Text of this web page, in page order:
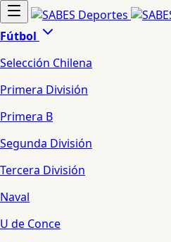
Fútbol
Selección Chilena
Primera División
Primera B
Segunda División
Tercera División
Naval
U de Conce